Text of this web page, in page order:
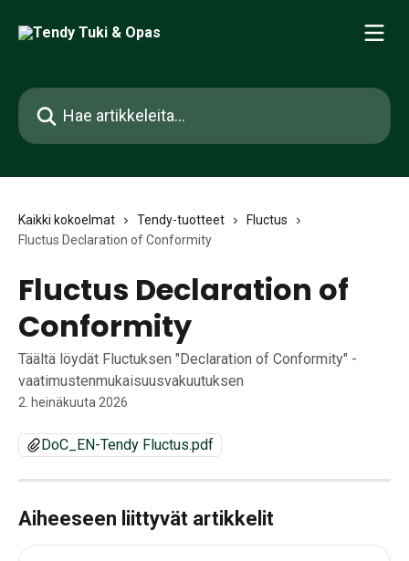
Hae artikkeleita...
Kaikki kokoelmat Tendy-tuotteet
Fluctus
Fluctus Declaration of Conformity
Fluctus Declaration of
Conformity
Täältä löydät Fluctuksen "Declaration of Conformity" -
vaatimustenmukaisuusvakuutuksen
2. heinäkuuta 2026
DoC_EN-Tendy Fluctus.pdf
Aiheeseen liittyvät artikkelit